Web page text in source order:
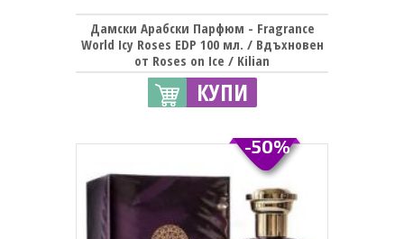
Дамски Арабски Парфюм - Fragrance
World Icy Roses EDP 100 мл. / Вдъхновен
от Roses on Ice / Kilian
КУПИ
-50%